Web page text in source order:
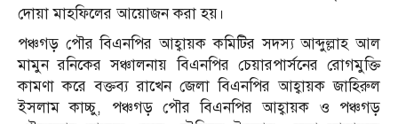
দোয়া মাহফিলের আয়োজন করা হয়।
পঞ্চগড় পৌর বিএনপির আহ্বায়ক কমিটির সদস্য আব্দুল্লাহ আল
মামুন রনিকের সঞ্চালনায় বিএনপির চেয়ারপার্সনের রোগমুক্তি
কামণা করে বক্তব্য রাখেন জেলা বিএনপির আহ্বায়ক জাহিরুল
ইসলাম কাচ্চু, পঞ্চগড় পৌর বিএনপির আহ্বায়ক ও পঞ্চগড়